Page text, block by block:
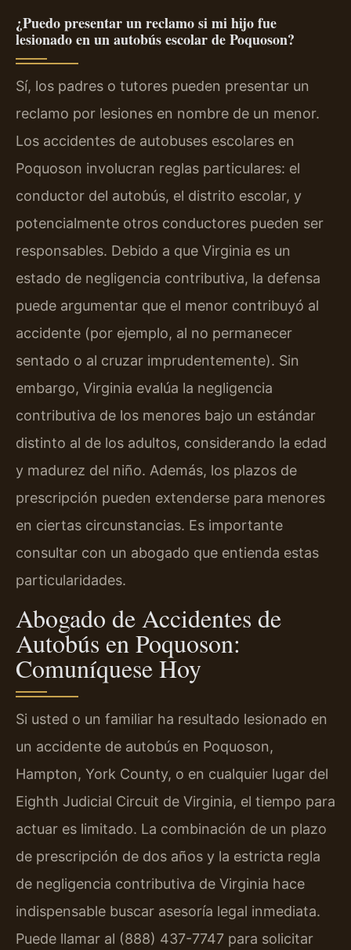
¿Puedo presentar un reclamo si mi hijo fue
lesionado en un autobús escolar de Poquoson?
Sí, los padres o tutores pueden presentar un
reclamo por lesiones en nombre de un menor.
Los accidentes de autobuses escolares en
Poquoson involucran reglas particulares: el
conductor del autobús, el distrito escolar, y
potencialmente otros conductores pueden ser
responsables. Debido a que Virginia es un
estado de negligencia contributiva, la defensa
puede argumentar que el menor contribuyó al
accidente (por ejemplo, al no permanecer
sentado o al cruzar imprudentemente). Sin
embargo, Virginia evalúa la negligencia
contributiva de los menores bajo un estándar
distinto al de los adultos, considerando la edad
y madurez del niño. Además, los plazos de
prescripción pueden extenderse para menores
en ciertas circunstancias. Es importante
consultar con un abogado que entienda estas
particularidades.
Abogado de Accidentes de
Autobús en Poquoson:
Comuníquese Hoy
Si usted o un familiar ha resultado lesionado en
un accidente de autobús en Poquoson,
Hampton, York County, o en cualquier lugar del
Eighth Judicial Circuit de Virginia, el tiempo para
actuar es limitado. La combinación de un plazo
de prescripción de dos años y la estricta regla
de negligencia contributiva de Virginia hace
indispensable buscar asesoría legal inmediata.
Puede llamar al (888) 437-7747 para solicitar